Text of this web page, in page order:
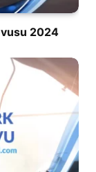
2024